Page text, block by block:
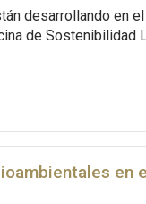
desarrollando en el
de Sostenibilidad
en